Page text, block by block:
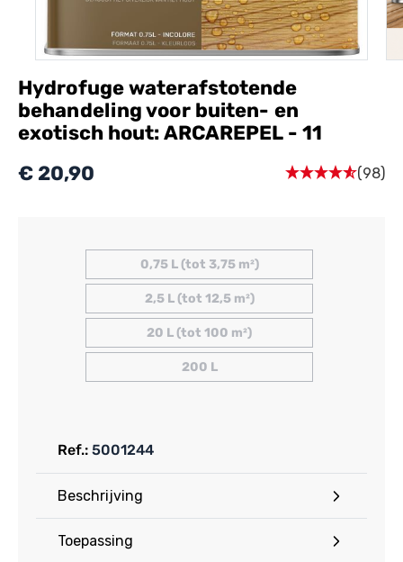
Hydrofuge waterafstotende
behandeling voor buiten- en
exotisch hout: ARCAREPEL - 11
€ 20,90
(98)
Ref.: 5001244
Beschrijving
Toepassing
0,75 L (tot 3,75 m²)
2,5 L (tot 12,5 m²)
20 L (tot 100 m²)
200 L